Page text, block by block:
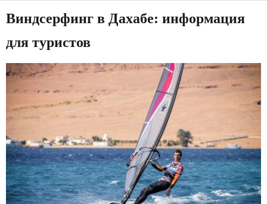
Виндсерфинг в Дахабе: информация
для туристов